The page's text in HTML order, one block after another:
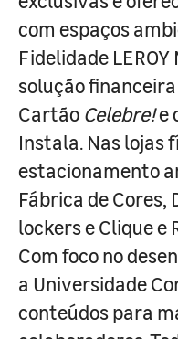
com espaços
Fidelidade LEROY
solução financeira
Cartão Celebre!e
Instala. Nas lojas
estacionamento
Fábrica de
lockers e Clique e
Com foco no
a Universidade
conteúdos para